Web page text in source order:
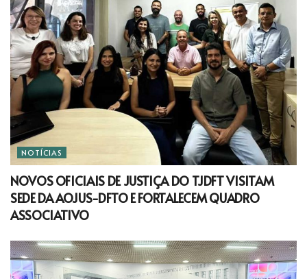
NOTÍCIAS
NOVOS OFICIAIS DE JUSTIÇA DO TJDFT VISITAM
SEDE DA AOJUS-DFTO E FORTALECEM QUADRO
ASSOCIATIVO